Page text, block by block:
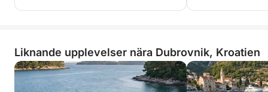
Liknande upplevelser nära Dubrovnik, Kroatien